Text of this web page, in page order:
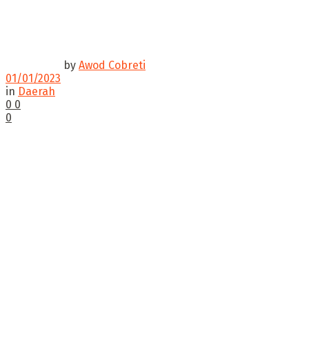
by Awod Cobreti
01/01/2023
in Daerah
0 0
0